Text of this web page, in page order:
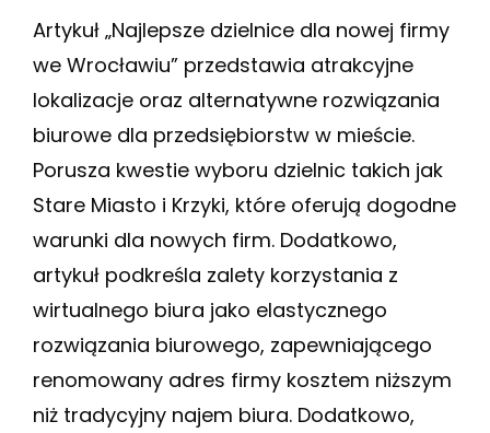
Artykuł „Najlepsze dzielnice dla nowej firmy
we Wrocławiu” przedstawia atrakcyjne
lokalizacje oraz alternatywne rozwiązania
biurowe dla przedsiębiorstw w mieście.
Porusza kwestie wyboru dzielnic takich jak
Stare Miasto i Krzyki, które oferują dogodne
warunki dla nowych firm. Dodatkowo,
artykuł podkreśla zalety korzystania z
wirtualnego biura jako elastycznego
rozwiązania biurowego, zapewniającego
renomowany adres firmy kosztem niższym
niż tradycyjny najem biura. Dodatkowo,